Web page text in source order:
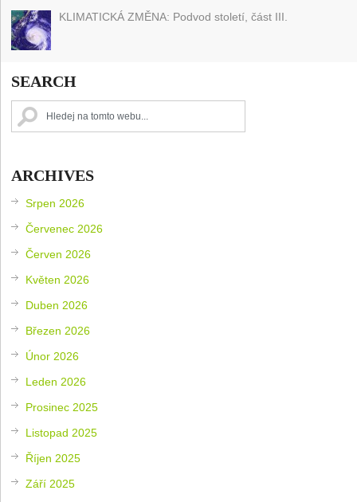
KLIMATICKÁ ZMĚNA: Podvod století, část III.
SEARCH
ARCHIVES
Srpen 2026
Červenec 2026
Červen 2026
Květen 2026
Duben 2026
Březen 2026
Únor 2026
Leden 2026
Prosinec 2025
Listopad 2025
Říjen 2025
Září 2025